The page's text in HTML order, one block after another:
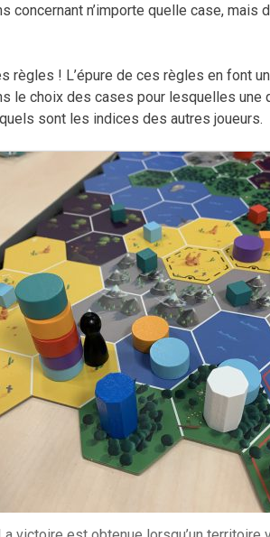
concernant n’importe quelle case,
règles ! L’épure de ces règles en font
le choix des cases pour lesquelles
sont les indices des autres joueurs.